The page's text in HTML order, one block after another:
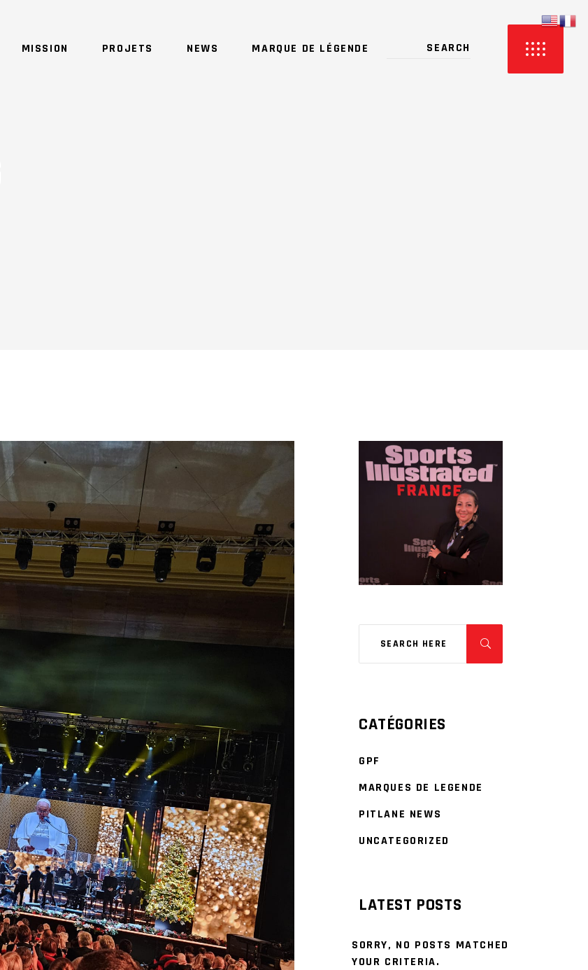
MISSION PROJETS NEWS MARQUE DE LÉGENDE
CATÉGORIES
GPF
MARQUES DE LEGENDE
PITLANE NEWS
UNCATEGORIZED
LATEST POSTS
SORRY, NO POSTS MATCHED
YOUR CRITERIA.